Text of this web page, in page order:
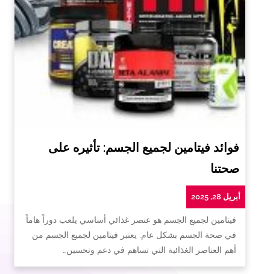
فوائد فيتامين لجميع الجسم: تأثيره على
صحتنا
أبريل 28, 2025
فيتامين لجميع الجسم هو عنصر غذائي أساسي يلعب دوراً هاماً
في صحة الجسم بشكل عام. يعتبر فيتامين لجميع الجسم من
أهم العناصر الغذائية التي تساهم في دعم وتحسين…